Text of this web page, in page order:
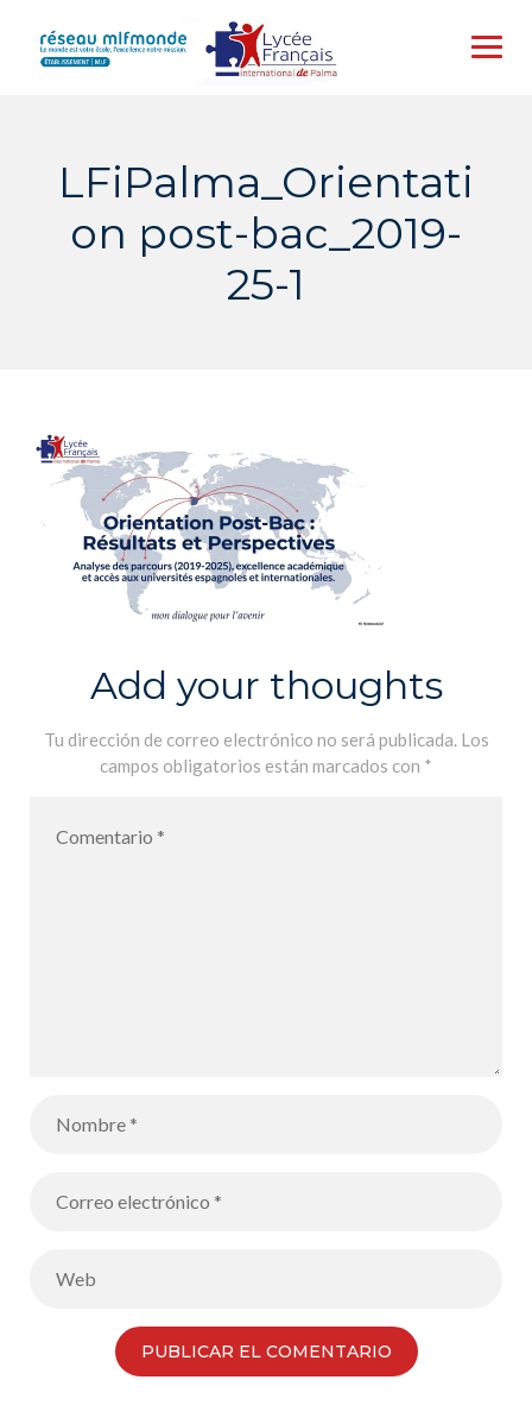
content
LFiPalma_Orientati
on post-bac_2019-
25-1
Add your thoughts
Tu dirección de correo electrónico no será publicada. Los
campos obligatorios están marcados con *